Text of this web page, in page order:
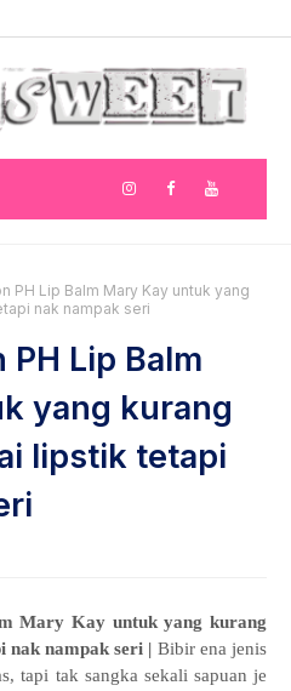
PH Lip Balm Mary Kay untuk yang
nak nampak seri
Lip Balm
yang kurang
lipstik tetapi
Mary Kay untuk yang kurang
nak nampak seri | Bibir ena jenis
tapi tak sangka sekali sapuan je